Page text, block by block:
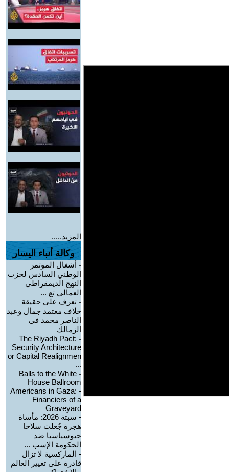
المزيد.....
وكالة أنباء اليسار
- أشغال المؤتمر
الوطني السادس لحزب
النهج الديمقراطي
العمالي تع ...
- تعرف على حقيقة
خلاف معتمد جمال وعبد
الناصر محمد فى
الزمالك
-
The Riyadh Pact:
Security Architecture
or Capital Realignmen
...
-
Balls to the White
House Ballroom
-
Americans in Gaza:
Financiers of a
Graveyard
-
سبتة 2026: مأساة
هجرة جُعلت سلاحا
جيوسياسيا ضد
الحكومة الإسب ...
- الماركسية لا تزال
قادرة على تغيير العالم